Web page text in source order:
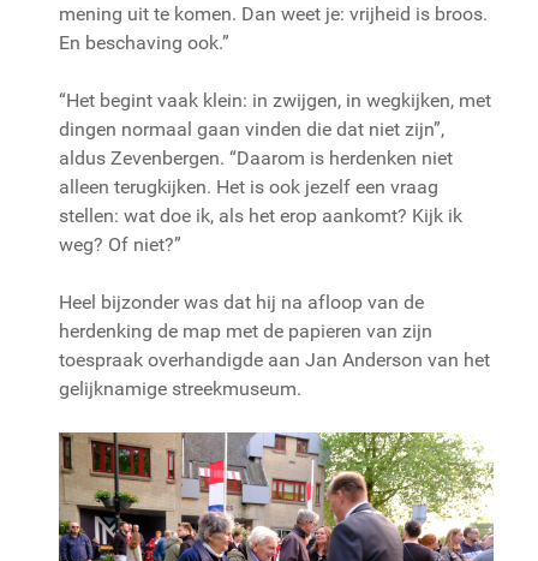
mening uit te komen. Dan weet je: vrijheid is broos.
En beschaving ook.”
“Het begint vaak klein: in zwijgen, in wegkijken, met
dingen normaal gaan vinden die dat niet zijn”,
aldus Zevenbergen. “Daarom is herdenken niet
alleen terugkijken. Het is ook jezelf een vraag
stellen: wat doe ik, als het erop aankomt? Kijk ik
weg? Of niet?”
Heel bijzonder was dat hij na afloop van de
herdenking de map met de papieren van zijn
toespraak overhandigde aan Jan Anderson van het
gelijknamige streekmuseum.